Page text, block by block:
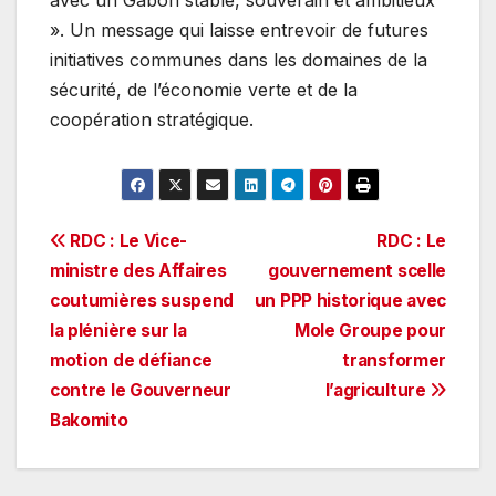
». Un message qui laisse entrevoir de futures
initiatives communes dans les domaines de la
sécurité, de l’économie verte et de la
coopération stratégique.
Navigation
de
l’article
RDC : Le
gouvernement scelle
un PPP historique avec
Mole Groupe pour
transformer
l’agriculture
RDC : Le Vice-
ministre des Affaires
coutumières suspend
la plénière sur la
motion de défiance
contre le Gouverneur
Bakomito